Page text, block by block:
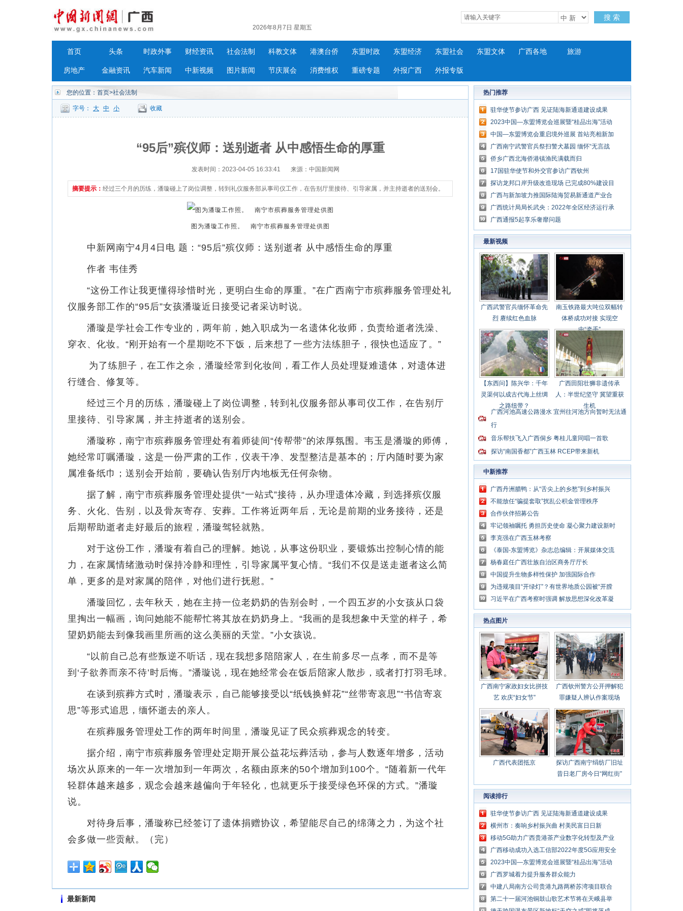
2026年8月7日 星期五
搜 索
首页 头条 时政外事 财经资讯 社会法制 科教文体 港澳台侨 东盟时政 东盟经济 东盟社会 东盟文体 广西各地 旅游
房地产 金融资讯 汽车新闻 中新视频 图片新闻 节庆展会 消费维权 重磅专题 外报广西 外报专版
您的位置： 首页>社会法制
字号： 大 中 小 收藏
“95后”殡仪师：送别逝者 从中感悟生命的厚重
发表时间：2023-04-05 16:33:41 来源：中国新闻网
摘要提示： 经过三个月的历练，潘璇碰上了岗位调整，转到礼仪服务部从事司仪工作，在告别厅里接待、引导家属，并主持逝者的送别会。
图为潘璇工作照。 南宁市殡葬服务管理处供图
中新网南宁4月4日电 题：“95后”殡仪师：送别逝者 从中感悟生命的厚重
作者 韦佳秀
“这份工作让我更懂得珍惜时光，更明白生命的厚重。”在广西南宁市殡葬服务管理处礼
仪服务部工作的“95后”女孩潘璇近日接受记者采访时说。
潘璇是学社会工作专业的，两年前，她入职成为一名遗体化妆师，负责给逝者洗澡、
穿衣、化妆。“刚开始有一个星期吃不下饭，后来想了一些方法练胆子，很快也适应了。”
为了练胆子，在工作之余，潘璇经常到化妆间，看工作人员处理疑难遗体，对遗体进
行缝合、修复等。
经过三个月的历练，潘璇碰上了岗位调整，转到礼仪服务部从事司仪工作，在告别厅
里接待、引导家属，并主持逝者的送别会。
潘璇称，南宁市殡葬服务管理处有着师徒间“传帮带”的浓厚氛围。韦玉是潘璇的师傅，
她经常叮嘱潘璇，这是一份严肃的工作，仪表干净、发型整洁是基本的；厅内随时要为家
属准备纸巾；送别会开始前，要确认告别厅内地板无任何杂物。
据了解，南宁市殡葬服务管理处提供“一站式”接待，从办理遗体冷藏，到选择殡仪服
务、火化、告别，以及骨灰寄存、安葬。工作将近两年后，无论是前期的业务接待，还是
后期帮助逝者走好最后的旅程，潘璇驾轻就熟。
对于这份工作，潘璇有着自己的理解。她说，从事这份职业，要锻炼出控制心情的能
力，在家属情绪激动时保持冷静和理性，引导家属平复心情。“我们不仅是送走逝者这么简
单，更多的是对家属的陪伴，对他们进行抚慰。”
潘璇回忆，去年秋天，她在主持一位老奶奶的告别会时，一个四五岁的小女孩从口袋
里掏出一幅画，询问她能不能帮忙将其放在奶奶身上。“我画的是我想象中天堂的样子，希
望奶奶能去到像我画里所画的这么美丽的天堂。”小女孩说。
“以前自己总有些叛逆不听话，现在我想多陪陪家人，在生前多尽一点孝，而不是等
到‘子欲养而亲不待’时后悔。”潘璇说，现在她经常会在饭后陪家人散步，或者打打羽毛球。
在谈到殡葬方式时，潘璇表示，自己能够接受以“纸钱换鲜花”“丝带寄哀思”“书信寄哀
思”等形式追思，缅怀逝去的亲人。
在殡葬服务管理处工作的两年时间里，潘璇见证了民众殡葬观念的转变。
据介绍，南宁市殡葬服务管理处定期开展公益花坛葬活动，参与人数逐年增多，活动
场次从原来的一年一次增加到一年两次，名额由原来的50个增加到100个。“随着新一代年
轻群体越来越多，观念会越来越偏向于年轻化，也就更乐于接受绿色环保的方式。”潘璇
说。
对待身后事，潘璇称已经签订了遗体捐赠协议，希望能尽自己的绵薄之力，为这个社
会多做一些贡献。（完）
最新新闻
热门推荐
驻华使节参访广西 见证陆海新通道建设成果
2023中国—东盟博览会巡展暨“桂品出海”活动
在新加坡开幕
中国—东盟博览会重启境外巡展 首站亮相新加
坡
广西南宁武警官兵祭扫警犬墓园 缅怀“无言战
友”
侨乡广西北海侨港镇渔民满载而归
17国驻华使节和外交官参访广西钦州
探访龙邦口岸升级改造现场 已完成80%建设目
标
广西与新加坡力推国际陆海贸易新通道产业合
作
广西统计局局长武央：2022年全区经济运行承
压前行 发展质量稳步提升
广西通报5起享乐奢靡问题
最新视频
广西武警官兵缅怀革命先
烈 赓续红色血脉
南玉铁路最大吨位双幅转
体桥成功对接 实现空
中“牵手”
【东西问】陈兴华：千年
灵渠何以成古代海上丝绸
之路纽带？
广西田阳壮狮非遗传承
人：半世纪坚守 冀望重获
生机
广西河池高速公路漫水 宜州往河池方向暂时无法通
行
音乐帮扶飞入广西侗乡 粤桂儿童同唱一首歌
探访“南国香都”广西玉林 RCEP带来新机
中新推荐
广西丹洲腊鸭：从“舌尖上的乡愁”到乡村振兴
的“利器”
不能放任“骗提套取”扰乱公积金管理秩序
合作伙伴招募公告
牢记领袖嘱托 勇担历史使命 凝心聚力建设新时
代中国特色社会主义壮美广西
李克强在广西玉林考察
《泰国-东盟博览》杂志总编辑：开展媒体交流
讲好中国与东盟合作故事
杨春庭任广西壮族自治区商务厅厅长
中国提升生物多样性保护 加强国际合作
为违规项目“开绿灯”？有世界地质公园被“开膛
破肚”
习近平在广西考察时强调 解放思想深化改革凝
心聚力担当实干 建设新时代中国特色社会主义
壮美
热点图片
广西南宁家政妇女比拼技
艺 欢庆“妇女节”
广西钦州警方公开押解犯
罪嫌疑人辨认作案现场
广西代表团抵京
探访广西南宁绢纺厂旧址
昔日老厂房今日“网红街”
阅读排行
驻华使节参访广西 见证陆海新通道建设成果
横州市：奏响乡村振兴曲 村美民富日日新
移动5G助力广西贵港茶产业数字化转型及产业
链延伸
广西移动成功入选工信部2022年度5G应用安全
创新推广中心
2023中国—东盟博览会巡展暨“桂品出海”活动
在新加坡开幕
广西罗城着力提升服务群众能力
中建八局南方公司贵港九路两桥苏湾项目联合
开展清明节祭英烈活动
第二十一届河池铜鼓山歌艺术节将在天峨县举